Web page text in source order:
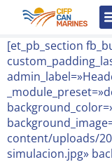
[et_pb_section
content/uploads/
simulacion.jpg»